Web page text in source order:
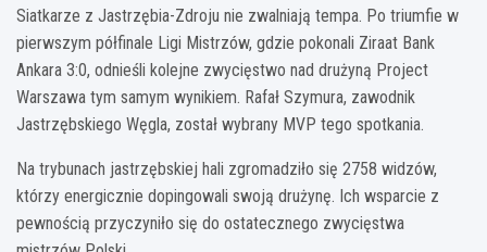
Siatkarze z Jastrzębia-Zdroju nie zwalniają tempa. Po triumfie w
pierwszym półfinale Ligi Mistrzów, gdzie pokonali Ziraat Bank
Ankara 3:0, odnieśli kolejne zwycięstwo nad drużyną Project
Warszawa tym samym wynikiem. Rafał Szymura, zawodnik
Jastrzębskiego Węgla, został wybrany MVP tego spotkania.
Na trybunach jastrzębskiej hali zgromadziło się 2758 widzów,
którzy energicznie dopingowali swoją drużynę. Ich wsparcie z
pewnością przyczyniło się do ostatecznego zwycięstwa